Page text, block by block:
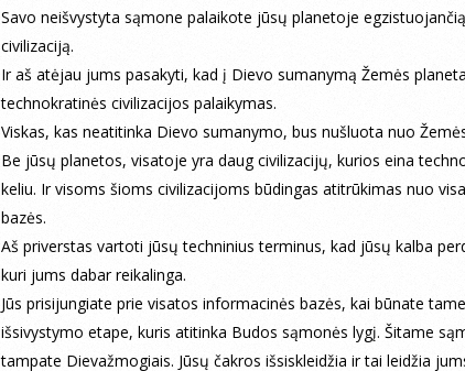
Savo neišvystyta sąmone palaikote jūsų planetoje
civilizaciją.
Ir aš atėjau jums pasakyti, kad į Dievo sumanymą Žemės
technokratinės civilizacijos palaikymas.
Viskas, kas neatitinka Dievo sumanymo, bus nušluota nuo
Be jūsų planetos, visatoje yra daug civilizacijų, kurios eina
keliu. Ir visoms šioms civilizacijoms būdingas atitrūkimas nuo
bazės.
Aš priverstas vartoti jūsų techninius terminus, kad jūsų kalba
kuri jums dabar reikalinga.
Jūs prisijungiate prie visatos informacinės bazės, kai būnate
išsivystymo etape, kuris atitinka Budos sąmonės lygį. Šitame
tampate Dievažmogiais. Jūsų čakros išsiskleidžia ir tai leidžia